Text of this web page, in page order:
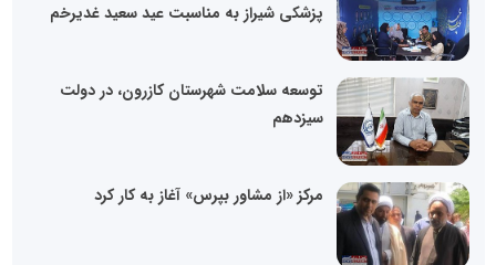
پزشکی شیراز به مناسبت عید سعید غدیرخم
توسعه سلامت شهرستان کازرون، در دولت
سیزدهم
مرکز «از مشاور بپرس» آغاز به کار کرد